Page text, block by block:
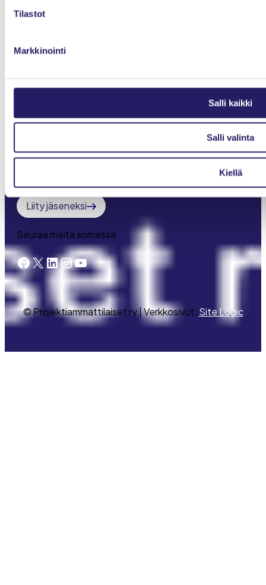
Tilastot
Markkinointi
Salli kaikki
Salli valinta
Kiellä
Tapahtumat
IPMA-sertifiointi
Projektimaailma-lehti
Liity jäseneksi
Seuraa meitä somessa
Facebook X LinkedIn InstagramYouTube
© Projektiammattilaiset ry | Verkkosivut: Site Logic